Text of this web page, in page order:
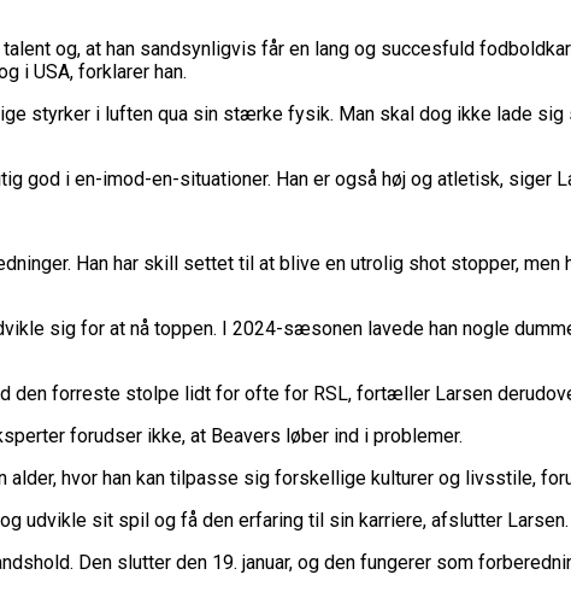
og, at han sandsynligvis får en lang og succesfuld
i USA, forklarer han.
styrker i luften qua sin stærke fysik. Man skal dog ikke lade sig
god i en-imod-en-situationer. Han er også høj og atletisk, siger
Han har skill settet til at blive en utrolig shot stopper, men
sig for at nå toppen. I 2024-sæsonen lavede han nogle
forreste stolpe lidt for ofte for RSL, fortæller Larsen
forudser ikke, at Beavers løber ind i problemer.
hvor han kan tilpasse sig forskellige kulturer og livsstile,
udvikle sit spil og få den erfaring til sin karriere, afslutter Larsen.
Den slutter den 19. januar, og den fungerer som